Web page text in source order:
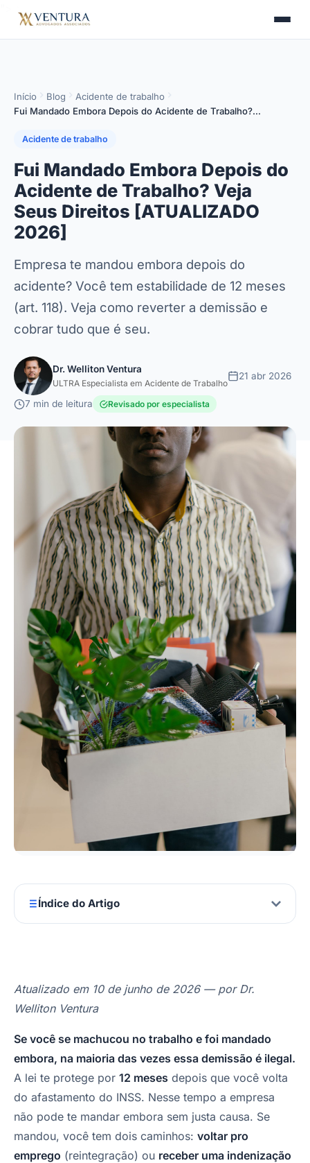
Início Blog
Acidente de trabalho
Fui Mandado Embora Depois do Acidente de Trabalho?…
Acidente de trabalho
Fui Mandado Embora Depois do
Acidente de Trabalho? Veja
Seus Direitos [ATUALIZADO
2026]
Empresa te mandou embora depois do
acidente? Você tem estabilidade de 12 meses
(art. 118). Veja como reverter a demissão e
cobrar tudo que é seu.
Dr. Welliton Ventura
ULTRA Especialista em Acidente de Trabalho
21 abr 2026
7 min de leitura Revisado por especialista
Índice do Artigo
Atualizado em 10 de junho de 2026 — por Dr.
Welliton Ventura
Se você se machucou no trabalho e foi mandado
embora, na maioria das vezes essa demissão é ilegal.
A lei te protege por 12 meses depois que você volta
do afastamento do INSS. Nesse tempo a empresa
não pode te mandar embora sem justa causa. Se
mandou, você tem dois caminhos: voltar pro
emprego (reintegração) ou receber uma indenização